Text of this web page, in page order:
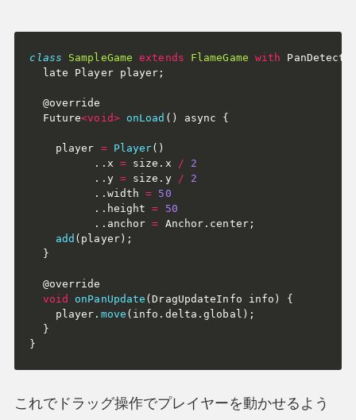
class SampleGame extends FlameGame with
  late Player player
;
  @override
  Future
<void> onLoad ( ) async {
    player
= Player( )
. . x = size . x /
2
. . y = size . y /
2
. . width = 50
. . height =
50
. . anchor = Anchor . center;
add ( player) ;
}
  @override
void
onPanUpdate (DragUpdateInfo info )
{
    player
. move ( info . delta .global ) ;
}
}
これでドラッグ操作でプレイヤーを動かせるよう